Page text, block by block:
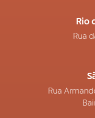
Rio
Rua
Rua